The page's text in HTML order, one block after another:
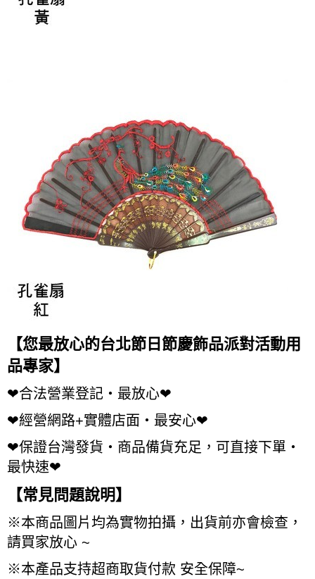
【您最放心的台北節日節慶飾品派對活動用
品專家】
❤合法營業登記・最放心❤
❤經營網路+實體店面・最安心❤
❤保證台灣發貨・商品備貨充足，可直接下單・
最快速❤
【常見問題說明】
※本商品圖片均為實物拍攝，出貨前亦會檢查，
請買家放心 ~
※本產品支持超商取貨付款 安全保障~